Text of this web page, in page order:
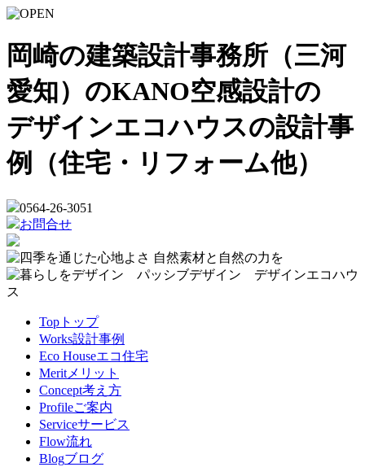
岡崎の建築設計事務所（三河
愛知）のKANO空感設計の
デザインエコハウスの設計事
例（住宅・リフォーム他）
0564-26-3051
お問合せ
Top トップ
Works設計事例
Eco Houseエコ住宅
Merit メリット
Concept考え方
Profileご案内
Serviceサービス
Flow流れ
Blogブログ